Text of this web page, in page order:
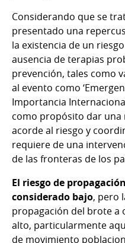
Considerando que se
presentado una
la existencia de un
ausencia de terapias
prevención, tales como
al evento como
Importancia
como propósito dar una
acorde al riesgo y
requiere de una
de las fronteras de los
El riesgo de
considerado bajo, pero
propagación del brote a
alto, particularmente
de movimiento